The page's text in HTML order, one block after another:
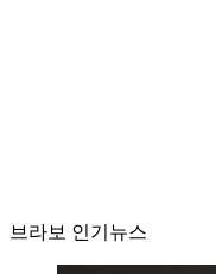
브라보 인기뉴스